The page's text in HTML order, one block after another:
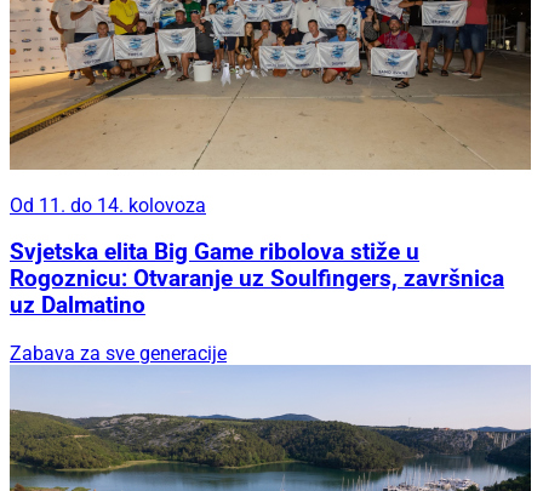
Od 11. do 14. kolovoza
Svjetska elita Big Game ribolova stiže u
Rogoznicu: Otvaranje uz Soulfingers, završnica
uz Dalmatino
Zabava za sve generacije